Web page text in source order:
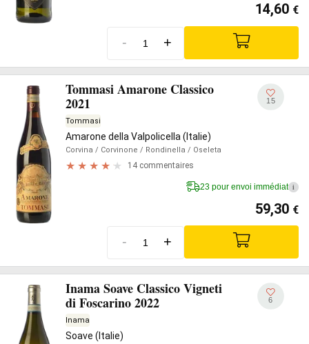
14,60 €
- +
Tommasi Amarone Classico
2021
Tommasi
Amarone della Valpolicella (Italie)
Corvina / Corvinone / Rondinella / Oseleta
14 commentaires
15
23 pour envoi immédiat i
59,30 €
- +
Inama Soave Classico Vigneti
di Foscarino 2022
Inama
Soave (Italie)
6